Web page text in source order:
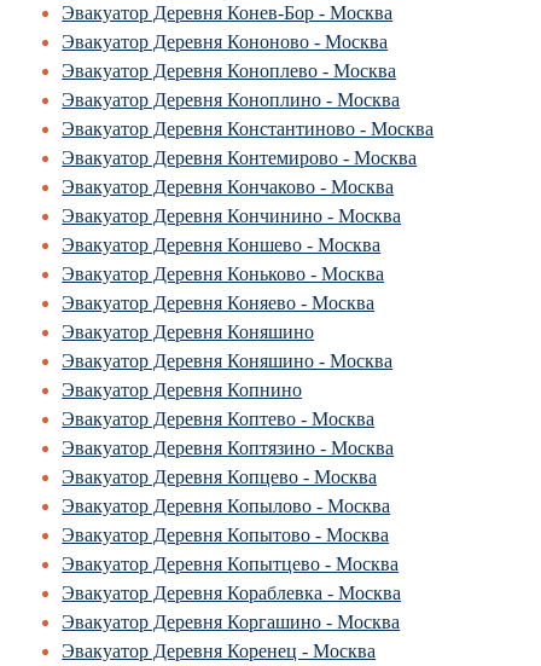
Эвакуатор Деревня Конев-Бор - Москва
Эвакуатор Деревня Кононово - Москва
Эвакуатор Деревня Коноплево - Москва
Эвакуатор Деревня Коноплино - Москва
Эвакуатор Деревня Константиново - Москва
Эвакуатор Деревня Контемирово - Москва
Эвакуатор Деревня Кончаково - Москва
Эвакуатор Деревня Кончинино - Москва
Эвакуатор Деревня Коншево - Москва
Эвакуатор Деревня Коньково - Москва
Эвакуатор Деревня Коняево - Москва
Эвакуатор Деревня Коняшино
Эвакуатор Деревня Коняшино - Москва
Эвакуатор Деревня Копнино
Эвакуатор Деревня Коптево - Москва
Эвакуатор Деревня Коптязино - Москва
Эвакуатор Деревня Копцево - Москва
Эвакуатор Деревня Копылово - Москва
Эвакуатор Деревня Копытово - Москва
Эвакуатор Деревня Копытцево - Москва
Эвакуатор Деревня Кораблевка - Москва
Эвакуатор Деревня Коргашино - Москва
Эвакуатор Деревня Коренец - Москва